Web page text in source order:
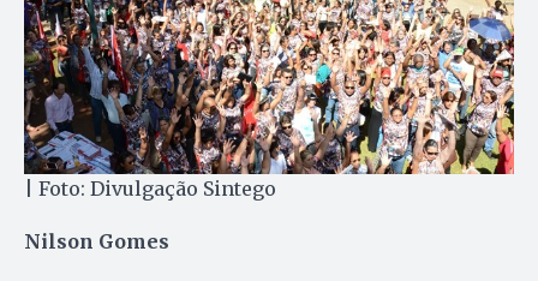
| Foto: Divulgação Sintego
Nilson Gomes